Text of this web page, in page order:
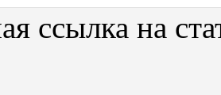
ссылка на